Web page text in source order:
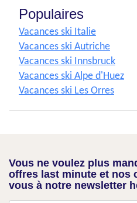
Populaires
Vacances ski Italie
Vacances ski Autriche
Vacances ski Innsbruck
Vacances ski Alpe d'Huez
Vacances ski Les Orres
Vous ne voulez plus
offres last minute et nos
vous à notre newsletter